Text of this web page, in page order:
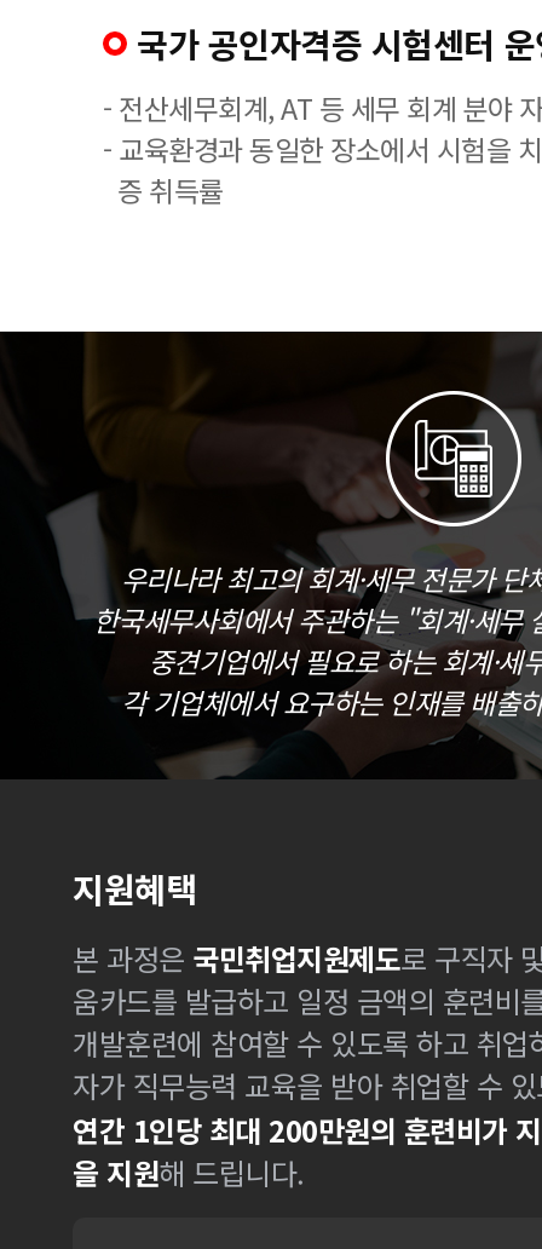
국가 공인자격증 시험센터
- 전산세무회계, AT 등 세무 회계 분야
- 교육환경과 동일한 장소에서 시험을
증 취득률
우리나라 최고의 회계·세무 전문가
한국세무사회에서 주관하는 "회계·세무
중견기업에서 필요로 하는 회계·세
각 기업체에서 요구하는 인재를 배출
지원혜택
본 과정은 국민취업지원제도로 구직자
움카드를 발급하고 일정 금액의 훈련비
개발훈련에 참여할 수 있도록 하고 취
자가 직무능력 교육을 받아 취업할 수
연간 1인당 최대 200만원의 훈련비가
을 지원해 드립니다.